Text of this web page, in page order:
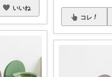
いいね
コレ